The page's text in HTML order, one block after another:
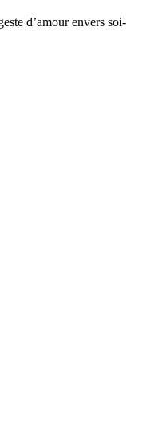
d’amour envers soi-